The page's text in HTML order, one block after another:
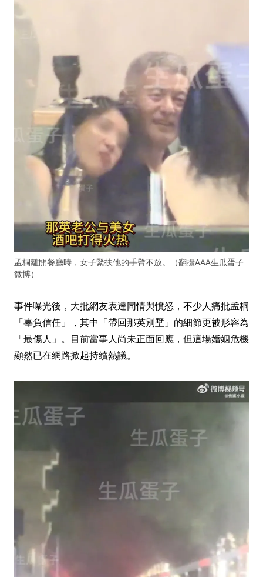
孟桐離開餐廳時，女子緊扶他的手臂不放。（翻攝AAA生瓜蛋子
微博）
事件曝光後，大批網友表達同情與憤怒，不少人痛批孟桐
「辜負信任」，其中「帶回那英別墅」的細節更被形容為
「最傷人」。目前當事人尚未正面回應，但這場婚姻危機
顯然已在網路掀起持續熱議。